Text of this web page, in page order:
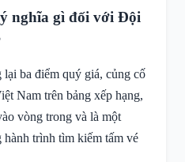
nghĩa gì đối với Đội
ba điểm quý giá, củng cố
Nam trên bảng xếp hạng,
vòng trong và là một
trình tìm kiếm tấm vé